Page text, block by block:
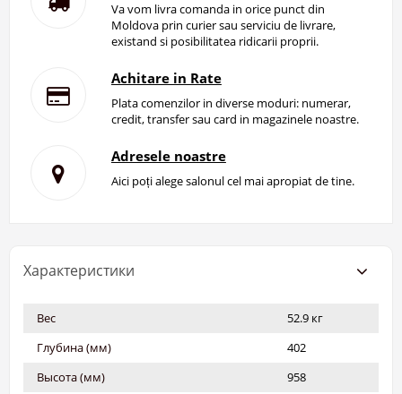
Va vom livra comanda in orice punct din
Moldova prin curier sau serviciu de livrare,
existand si posibilitatea ridicarii proprii.
Achitare in Rate
Plata comenzilor in diverse moduri: numerar,
credit, transfer sau card in magazinele noastre.
Adresele noastre
Aici poți alege salonul cel mai apropiat de tine.
Характеристики
Вес
52.9 кг
Глубина (мм)
402
Высота (мм)
958